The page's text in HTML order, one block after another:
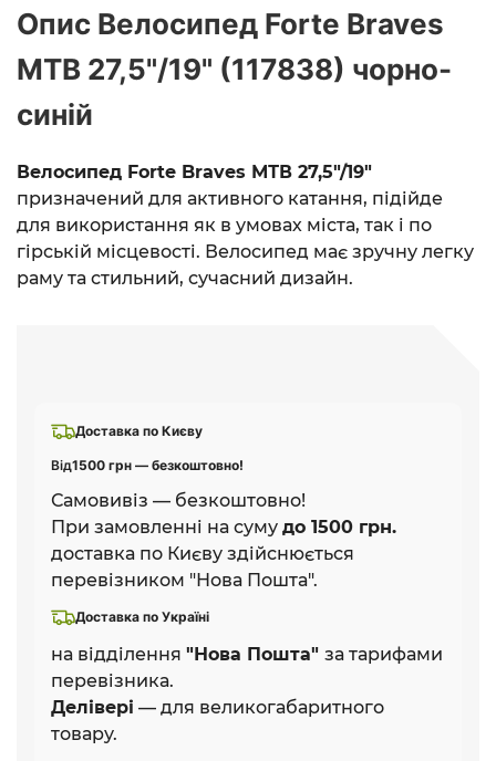
Доставка по Києву
Від1500 грн — безкоштовно!
Самовивіз — безкоштовно!
При замовленні на суму до 1500 грн.
доставка по Києву здійснюється
перевізником "Нова Пошта".
Доставка по Україні
на відділення "Нова Пошта" за тарифами
перевізника.
Делівері — для великогабаритного
товару.
Опис Велосипед Forte Braves
МТВ 27,5"/19" (117838) чорно-
синій
Велосипед Forte Braves МТВ 27,5"/19"
призначений для активного катання, підійде
для використання як в умовах міста, так і по
гірській місцевості. Велосипед має зручну легку
раму та стильний, сучасний дизайн.